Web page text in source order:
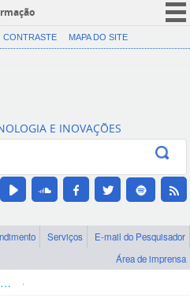
CORONAVÍRUS (COVID-19)
Canais
CONTRASTE MAPA DO SITE
E INOVAÇÕES
Serviços
E-mail do Pesquisador
Área de imprensa
Bolsas e Auxílios Vigentes